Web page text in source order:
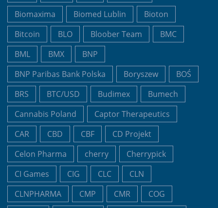
Biomaxima
Biomed Lublin
Bioton
Bitcoin
BLO Bloober Team
BMC
BML
BMX
BNP
BNP Paribas Bank Polska
Boryszew
BOŚ
BRS
BTC/USD Budimex
Bumech
Cannabis Poland
Captor Therapeutics
CAR
CBD CBF
CD Projekt
Celon Pharma
cherry
Cherrypick
CI Games
CIG CLC
CLN
CLNPHARMA
CMP CMR
COG